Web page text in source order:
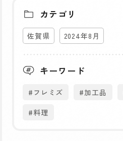
カテゴリ
佐賀県 2024年8月
キーワード
#フレミズ #加工品
#料理